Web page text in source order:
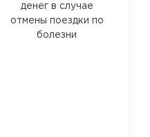
денег в случае
отмены поездки по
болезни